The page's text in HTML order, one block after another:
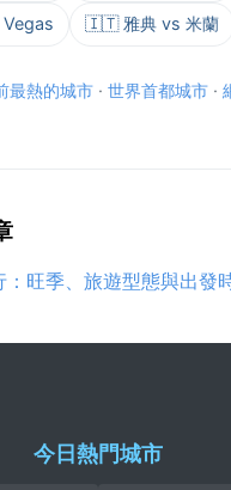
🇮🇹 雅典 vs 米蘭
最熱的城市 · 世界首都城市 ·
：旺季、旅遊型態與出發
今日熱門城市